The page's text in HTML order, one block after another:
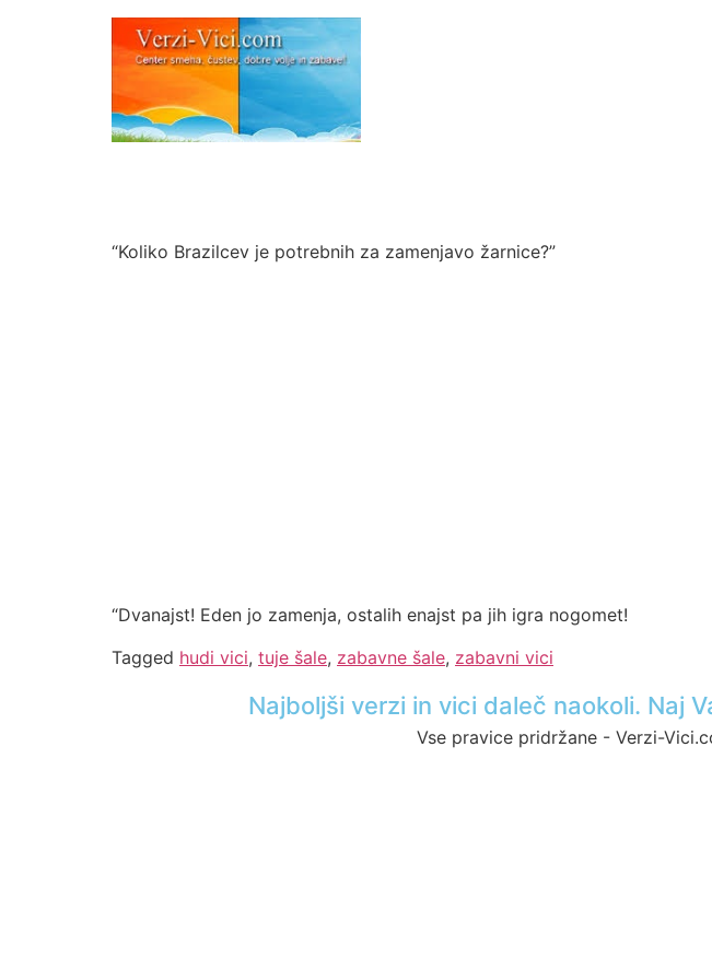
“Koliko Brazilcev je potrebnih za zamenjavo žarnice?”
“Dvanajst! Eden jo zamenja, ostalih enajst pa jih igra nogomet!
Tagged hudi vici, tuje šale, zabavne šale, zabavni vici
Najboljši verzi in vici daleč naokoli. Naj
Vse pravice pridržane - Verzi-